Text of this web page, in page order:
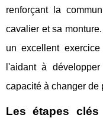
renforçant la
cavalier et sa
un excellent
l'aidant à
capacité à changer de
Les étapes